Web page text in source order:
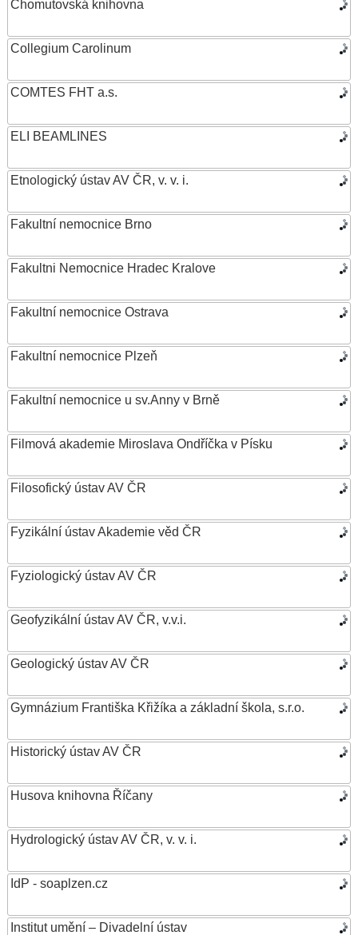
Chomutovská knihovna
Collegium Carolinum
COMTES FHT a.s.
ELI BEAMLINES
Etnologický ústav AV ČR, v. v. i.
Fakultní nemocnice Brno
Fakultni Nemocnice Hradec Kralove
Fakultní nemocnice Ostrava
Fakultní nemocnice Plzeň
Fakultní nemocnice u sv.Anny v Brně
Filmová akademie Miroslava Ondříčka v Písku
Filosofický ústav AV ČR
Fyzikální ústav Akademie věd ČR
Fyziologický ústav AV ČR
Geofyzikální ústav AV ČR, v.v.i.
Geologický ústav AV ČR
Gymnázium Františka Křižíka a základní škola, s.r.o.
Historický ústav AV ČR
Husova knihovna Říčany
Hydrologický ústav AV ČR, v. v. i.
IdP - soaplzen.cz
Institut umění – Divadelní ústav